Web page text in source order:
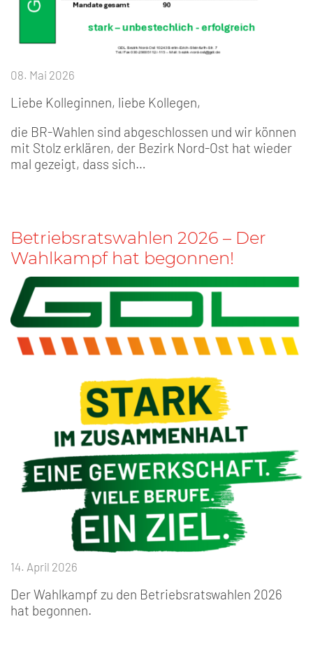
08. Mai 2026
Liebe Kolleginnen, liebe Kollegen,
die BR-Wahlen sind abgeschlossen und wir können
mit Stolz erklären, der Bezirk Nord-Ost hat wieder
mal gezeigt, dass sich…
Betriebsratswahlen 2026 – Der
Wahlkampf hat begonnen!
14. April 2026
Der Wahlkampf zu den Betriebsratswahlen 2026
hat begonnen.